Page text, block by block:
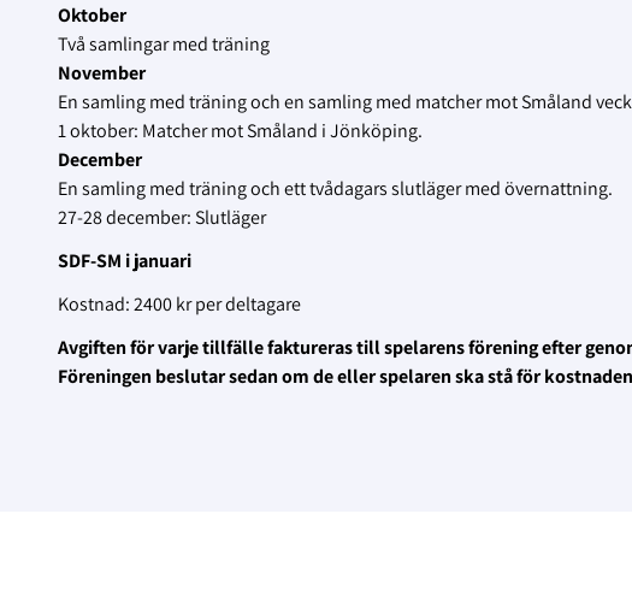
Oktober
Två samlingar med träning
November
En samling med träning och en samling med matcher mot Småland
1 oktober: Matcher mot Småland i Jönköping.
December
En samling med träning och ett tvådagars slutläger med övernattning.
27-28 december: Slutläger
SDF-SM i januari
Kostnad: 2400 kr per deltagare
Avgiften för varje tillfälle faktureras till spelarens förening efter
Föreningen beslutar sedan om de eller spelaren ska stå för